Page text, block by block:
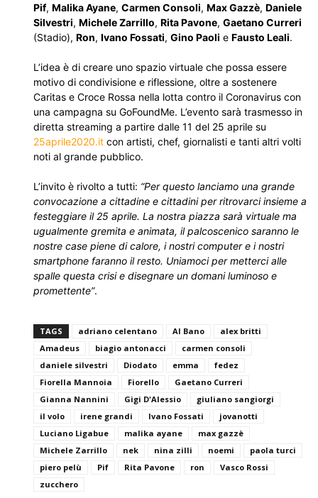
Pif, Malika Ayane, Carmen Consoli, Max Gazzè, Daniele
Silvestri, Michele Zarrillo, Rita Pavone, Gaetano Curreri
(Stadio), Ron, Ivano Fossati, Gino Paoli e Fausto Leali.
L’idea è di creare uno spazio virtuale che possa essere
motivo di condivisione e riflessione, oltre a sostenere
Caritas e Croce Rossa nella lotta contro il Coronavirus con
una campagna su GoFoundMe. L’evento sarà trasmesso in
diretta streaming a partire dalle 11 del 25 aprile su
25aprile2020.it con artisti, chef, giornalisti e tanti altri volti
noti al grande pubblico.
L’invito è rivolto a tutti: “Per questo lanciamo una grande
convocazione a cittadine e cittadini per ritrovarci insieme a
festeggiare il 25 aprile. La nostra piazza sarà virtuale ma
ugualmente gremita e animata, il palcoscenico saranno le
nostre case piene di calore, i nostri computer e i nostri
smartphone faranno il resto. Uniamoci per metterci alle
spalle questa crisi e disegnare un domani luminoso e
promettente”.
TAGS adriano celentano Al Bano
alex britti
Amadeus
biagio antonacci
carmen consoli
daniele silvestri
Diodato emma
fedez
Fiorella Mannoia
Fiorello
Gaetano Curreri
Gianna Nannini
Gigi D'Alessio
giuliano sangiorgi
il volo
irene grandi Ivano Fossati
jovanotti
Luciano Ligabue
malika ayane
max gazzè
Michele Zarrillo
nek nina zilli noemi
paola turci
piero pelù
Pif Rita Pavone ron
Vasco Rossi
zucchero